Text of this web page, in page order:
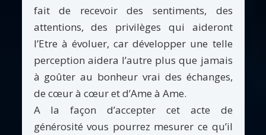
fait de recevoir des sentiments, des
attentions, des privilèges qui aideront
l’Etre à évoluer, car développer une telle
perception aidera l’autre plus que jamais
à goûter au bonheur vrai des échanges,
de cœur à cœur et d’Ame à Ame.
A la façon d’accepter cet acte de
générosité vous pourrez mesurer ce qu’il